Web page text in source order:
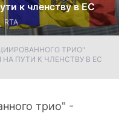
к членству в ЕС
RTA
ТРИО"
ПУТИ К ЧЛЕНСТВУ В ЕС
трио" -